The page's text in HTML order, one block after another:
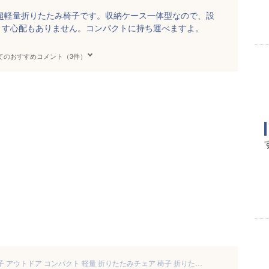
量折りたたみ椅子です。収納ケース一体型なので、設
心配もありません。コンパクトに持ち運べますよ。
のおすすめコメント（3件）